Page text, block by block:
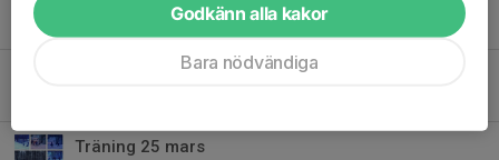
Tidigare nyheter
Träning 25 mars
Godkänn alla kakor
Bara nödvändiga